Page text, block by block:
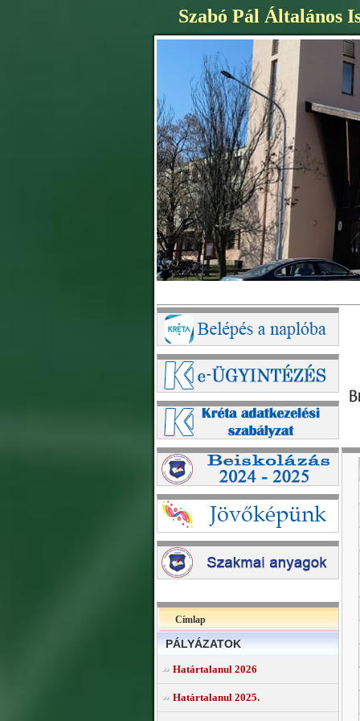
Szabó Pál Általános
Címlap
PÁLYÁZATOK
Határtalanul 2026
Határtalanul 2025.